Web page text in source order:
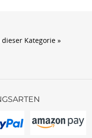
Kategorie »